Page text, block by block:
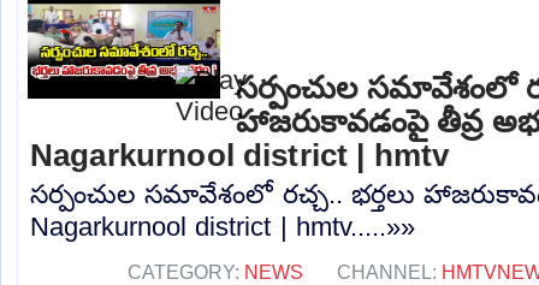
సర్పంచుల సమావేశంలో
హాజరుకావడంపై తీవ్ర
Nagarkurnool district | hmtv
సర్పంచుల సమావేశంలో రచ్చ.. భర్తలు
Nagarkurnool district | hmtv.....»»
CATEGORY: NEWS CHANNEL: